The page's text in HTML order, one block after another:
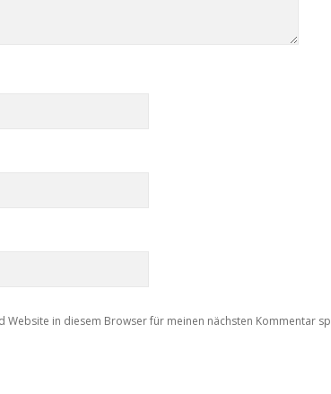
Website in diesem Browser für meinen nächsten Kommentar